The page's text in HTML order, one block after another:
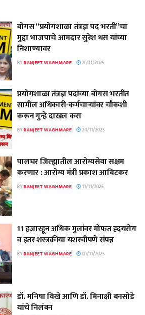
बोगस “प्रयोगशाळा तंत्रज्ञ पद भरती”चा
मुद्दा भाजपाचे आमदार सुरेश धस यांच्या
निशाण्यावर
BYRANJEET WAGHMARE 26/11/2025
प्रयोगशाळा तंत्रज्ञ पदांच्या बोगस भरतीत
सामील अधिकारी-कर्मचाऱ्यांवर चौकशी
करून गुन्हे दाखल करा
BYRANJEET WAGHMARE 24/11/2025
पालघर जिल्ह्यातील आरोग्यसेवा सक्षम
करणार : आरोग्य मंत्री प्रकाश आबिटकर
BYRANJEET WAGHMARE 11/11/2025
11 हजारहून अधिक मुलांवर मोफत ह्दयरोग
व इतर शस्त्रक्रीया यशस्वीपणे संपन्न
BYRANJEET WAGHMARE 07/11/2025
डॉ. मनिषा विखे आणि डॉ. मिनाक्षी बनसोडे
यांचे निलंबन